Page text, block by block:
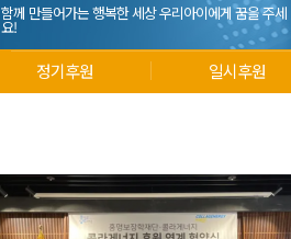
함께 만들어가는 행복한 세상 우리아이에게 꿈을 주세
요!
정기후원 일시후원